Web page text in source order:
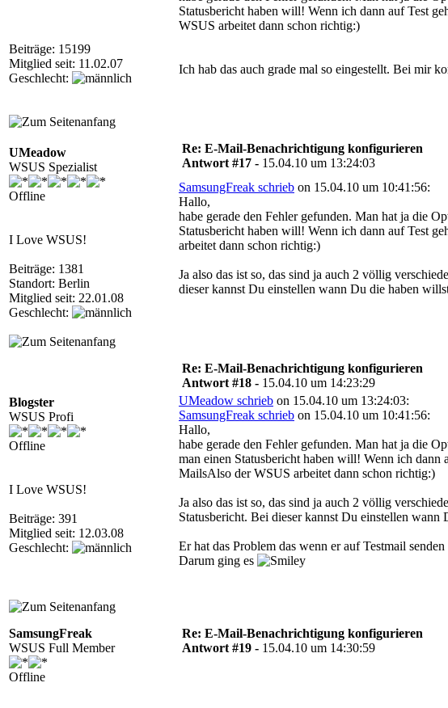
Beiträge: 15199
Mitglied seit: 11.02.07
Geschlecht:
Statusbericht haben will! Wenn ich dann auf Test
WSUS arbeitet dann schon richtig:)
Ich hab das auch grade mal so eingestellt. Bei mir
UMeadow
WSUS Spezialist
Offline
I Love WSUS!
Beiträge: 1381
Standort: Berlin
Mitglied seit: 22.01.08
Geschlecht:
Re: E-Mail-Benachrichtigung konfigurieren
Antwort #17 - 15.04.10 um 13:24:03
SamsungFreak schrieb on 15.04.10 um 10:41:56:
Hallo,
habe gerade den Fehler gefunden. Man hat ja die
Statusbericht haben will! Wenn ich dann auf Test
arbeitet dann schon richtig:)
Ja also das ist so, das sind ja auch 2 völlig
dieser kannst Du einstellen wann Du die haben
Blogster
WSUS Profi
Offline
I Love WSUS!
Beiträge: 391
Mitglied seit: 12.03.08
Geschlecht:
Re: E-Mail-Benachrichtigung konfigurieren
Antwort #18 - 15.04.10 um 14:23:29
UMeadow schrieb on 15.04.10 um 13:24:03:
SamsungFreak schrieb on 15.04.10 um 10:41:56:
Hallo,
habe gerade den Fehler gefunden. Man hat ja die
man einen Statusbericht haben will! Wenn ich dann
MailsAlso der WSUS arbeitet dann schon richtig:)
Ja also das ist so, das sind ja auch 2 völlig
Statusbericht. Bei dieser kannst Du einstellen
Er hat das Problem das wenn er auf Testmail
Darum ging es
SamsungFreak
WSUS Full Member
Offline
Re: E-Mail-Benachrichtigung konfigurieren
Antwort #19 - 15.04.10 um 14:30:59